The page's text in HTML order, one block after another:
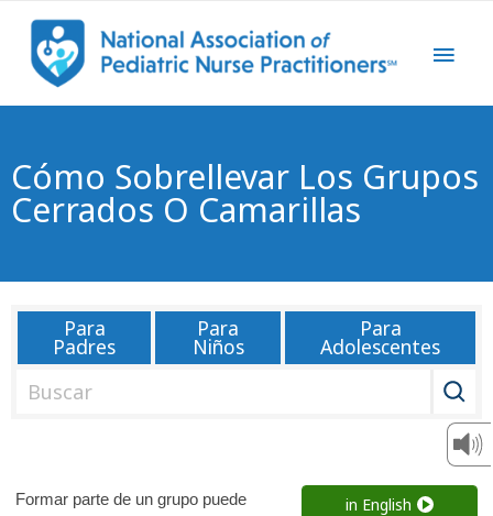
Cómo Sobrellevar Los Grupos
Cerrados O Camarillas
Para
Padres
Para
Niños
Para
Adolescentes
a
in English
Formar parte de un grupo puede